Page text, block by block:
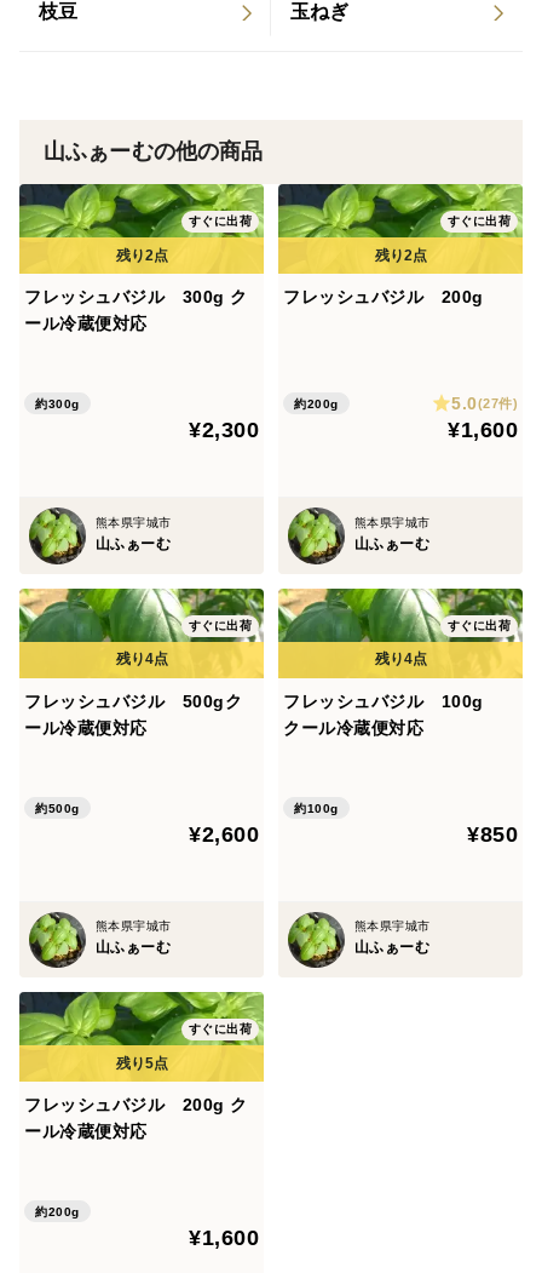
枝豆 玉ねぎ
山ふぁーむの他の商品
すぐに出荷
フレッシュバジル 300g ク
ール冷蔵便対応
約300g
¥2,300
熊本県宇城市
山ふぁーむ
すぐに出荷
フレッシュバジル 200g
約200g 5.0(27件)
¥1,600
熊本県宇城市
山ふぁーむ
すぐに出荷
フレッシュバジル 500gク
ール冷蔵便対応
約500g
¥2,600
熊本県宇城市
山ふぁーむ
すぐに出荷
フレッシュバジル 100g
クール冷蔵便対応
約100g
¥850
熊本県宇城市
山ふぁーむ
すぐに出荷
フレッシュバジル 200g ク
ール冷蔵便対応
約200g
¥1,600